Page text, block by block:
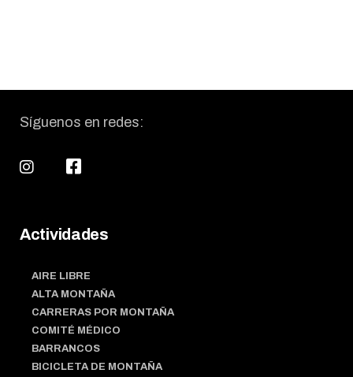
Síguenos en redes:
Actividades
AIRE LIBRE
ALTA MONTAÑA
CARRERAS POR MONTAÑA
COMITÉ MÉDICO
BARRANCOS
BICICLETA DE MONTAÑA